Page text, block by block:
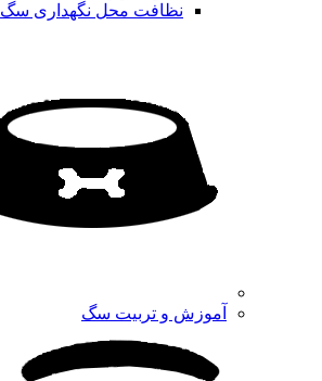
نظافت محل نگهداری سگ
آموزش و تربیت سگ